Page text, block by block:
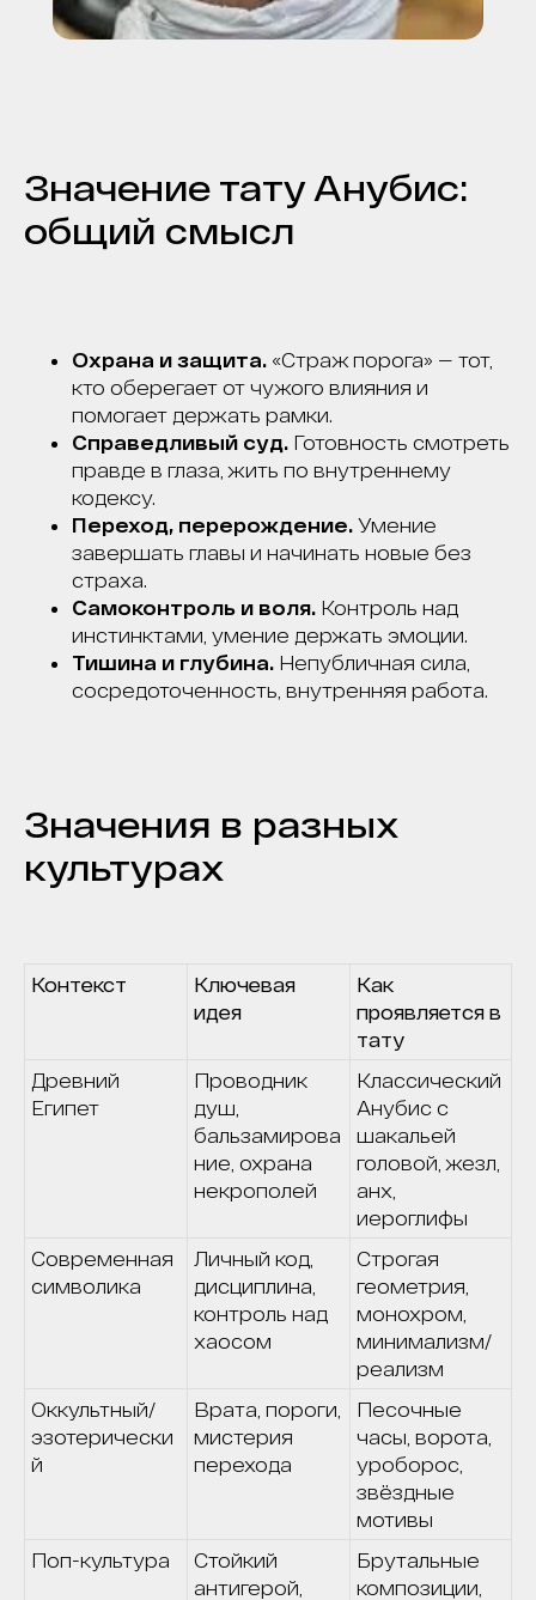
Значение тату Анубис:
общий смысл
Охрана и защита. «Страж порога» — тот,
кто оберегает от чужого влияния и
помогает держать рамки.
Справедливый суд. Готовность смотреть
правде в глаза, жить по внутреннему
кодексу.
Переход, перерождение. Умение
завершать главы и начинать новые без
страха.
Самоконтроль и воля. Контроль над
инстинктами, умение держать эмоции.
Тишина и глубина. Непубличная сила,
сосредоточенность, внутренняя работа.
Значения в разных
культурах
Контекст
Ключевая
идея
Как
проявляется в
тату
Древний
Египет
Проводник
душ,
бальзамирова
ние, охрана
некрополей
Классический
Анубис с
шакальей
головой, жезл,
анх,
иероглифы
Современная
символика
Личный код,
дисциплина,
контроль над
хаосом
Строгая
геометрия,
монохром,
минимализм/
реализм
Оккультный/
эзотерически
й
Врата, пороги,
мистерия
перехода
Песочные
часы, ворота,
уроборос,
звёздные
мотивы
Поп-культура
Стойкий
антигерой,
Брутальные
композиции,